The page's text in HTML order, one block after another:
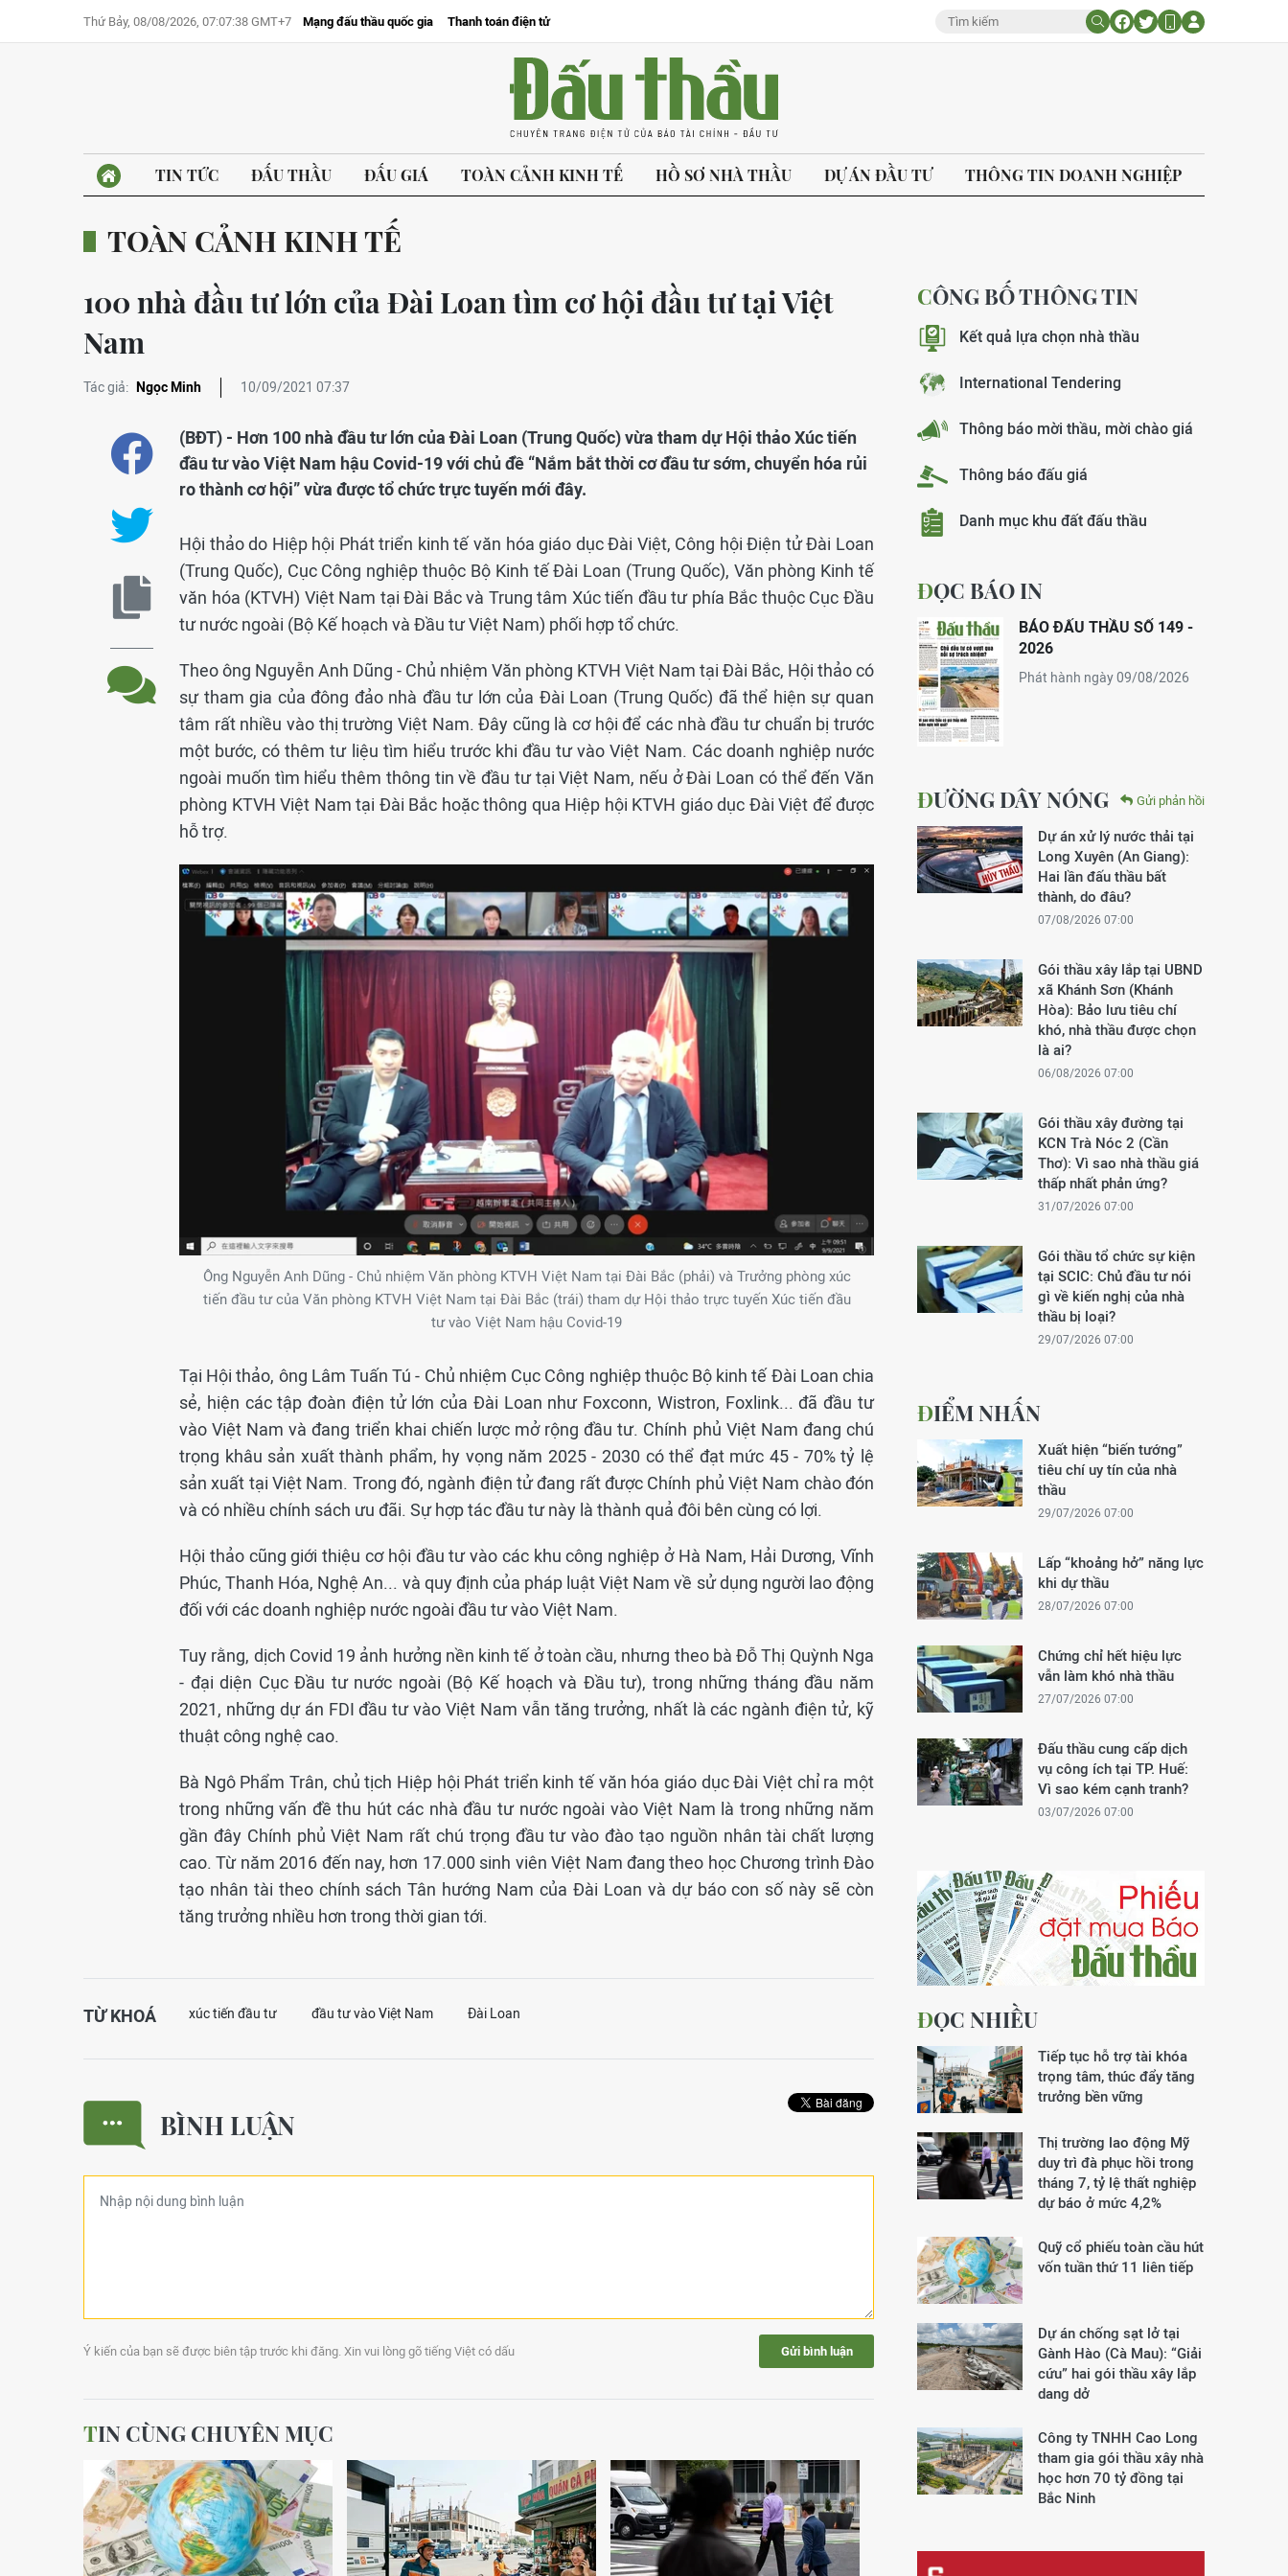
Thứ Bảy, 08/08/2026, 07:07:38 GMT+7 Mạng đấu thầu quốc gia Thanh toán điện tử
TIN TỨC ĐẤU THẦU ĐẤU GIÁ TOÀN CẢNH KINH TẾ HỒ SƠ NHÀ THẦU DỰ ÁN ĐẦU TƯ THÔNG TIN DOANH NGHIỆP
TOÀN CẢNH KINH TẾ
100 nhà đầu tư lớn của Đài Loan tìm cơ hội đầu tư tại Việt
Nam
Tác giả: Ngọc Minh 10/09/2021 07:37
(BĐT) - Hơn 100 nhà đầu tư lớn của Đài Loan (Trung Quốc) vừa tham dự Hội thảo Xúc tiến
đầu tư vào Việt Nam hậu Covid-19 với chủ đề “Nắm bắt thời cơ đầu tư sớm, chuyển hóa rủi
ro thành cơ hội” vừa được tổ chức trực tuyến mới đây.
Hội thảo do Hiệp hội Phát triển kinh tế văn hóa giáo dục Đài Việt, Công hội Điện tử Đài Loan
(Trung Quốc), Cục Công nghiệp thuộc Bộ Kinh tế Đài Loan (Trung Quốc), Văn phòng Kinh tế
văn hóa (KTVH) Việt Nam tại Đài Bắc và Trung tâm Xúc tiến đầu tư phía Bắc thuộc Cục Đầu
tư nước ngoài (Bộ Kế hoạch và Đầu tư Việt Nam) phối hợp tổ chức.
Theo ông Nguyễn Anh Dũng - Chủ nhiệm Văn phòng KTVH Việt Nam tại Đài Bắc, Hội thảo có
sự tham gia của đông đảo nhà đầu tư lớn của Đài Loan (Trung Quốc) đã thể hiện sự quan
tâm rất nhiều vào thị trường Việt Nam. Đây cũng là cơ hội để các nhà đầu tư chuẩn bị trước
một bước, có thêm tư liệu tìm hiểu trước khi đầu tư vào Việt Nam. Các doanh nghiệp nước
ngoài muốn tìm hiểu thêm thông tin về đầu tư tại Việt Nam, nếu ở Đài Loan có thể đến Văn
phòng KTVH Việt Nam tại Đài Bắc hoặc thông qua Hiệp hội KTVH giáo dục Đài Việt để được
hỗ trợ.
Ông Nguyễn Anh Dũng - Chủ nhiệm Văn phòng KTVH Việt Nam tại Đài Bắc (phải) và Trưởng phòng xúc
tiến đầu tư của Văn phòng KTVH Việt Nam tại Đài Bắc (trái) tham dự Hội thảo trực tuyến Xúc tiến đầu
tư vào Việt Nam hậu Covid-19
Tại Hội thảo, ông Lâm Tuấn Tú - Chủ nhiệm Cục Công nghiệp thuộc Bộ kinh tế Đài Loan chia
sẻ, hiện các tập đoàn điện tử lớn của Đài Loan như Foxconn, Wistron, Foxlink... đã đầu tư
vào Việt Nam và đang triển khai chiến lược mở rộng đầu tư. Chính phủ Việt Nam đang chú
trọng khâu sản xuất thành phẩm, hy vọng năm 2025 - 2030 có thể đạt mức 45 - 70% tỷ lệ
sản xuất tại Việt Nam. Trong đó, ngành điện tử đang rất được Chính phủ Việt Nam chào đón
và có nhiều chính sách ưu đãi. Sự hợp tác đầu tư này là thành quả đôi bên cùng có lợi.
Hội thảo cũng giới thiệu cơ hội đầu tư vào các khu công nghiệp ở Hà Nam, Hải Dương, Vĩnh
Phúc, Thanh Hóa, Nghệ An... và quy định của pháp luật Việt Nam về sử dụng người lao động
đối với các doanh nghiệp nước ngoài đầu tư vào Việt Nam.
Tuy rằng, dịch Covid 19 ảnh hưởng nền kinh tế ở toàn cầu, nhưng theo bà Đỗ Thị Quỳnh Nga
- đại diện Cục Đầu tư nước ngoài (Bộ Kế hoạch và Đầu tư), trong những tháng đầu năm
2021, những dự án FDI đầu tư vào Việt Nam vẫn tăng trưởng, nhất là các ngành điện tử, kỹ
thuật công nghệ cao.
Bà Ngô Phẩm Trân, chủ tịch Hiệp hội Phát triển kinh tế văn hóa giáo dục Đài Việt chỉ ra một
trong những vấn đề thu hút các nhà đầu tư nước ngoài vào Việt Nam là trong những năm
gần đây Chính phủ Việt Nam rất chú trọng đầu tư vào đào tạo nguồn nhân tài chất lượng
cao. Từ năm 2016 đến nay, hơn 17.000 sinh viên Việt Nam đang theo học Chương trình Đào
tạo nhân tài theo chính sách Tân hướng Nam của Đài Loan và dự báo con số này sẽ còn
tăng trưởng nhiều hơn trong thời gian tới.
TỪ KHOÁ xúc tiến đầu tư đầu tư vào Việt Nam Đài Loan
BÌNH LUẬN
Ý kiến của bạn sẽ được biên tập trước khi đăng. Xin vui lòng gõ tiếng Việt có dấu Gửi bình luận
TIN CÙNG CHUYÊN MỤC
CÔNG BỐ THÔNG TIN
Kết quả lựa chọn nhà thầu
International Tendering
Thông báo mời thầu, mời chào giá
Thông báo đấu giá
Danh mục khu đất đấu thầu
ĐỌC BÁO IN
BÁO ĐẤU THẦU SỐ 149 -
2026
Phát hành ngày 09/08/2026
ĐƯỜNG DÂY NÓNG Gửi phản hồi
Dự án xử lý nước thải tại
Long Xuyên (An Giang):
Hai lần đấu thầu bất
thành, do đâu?
07/08/2026 07:00
Gói thầu xây lắp tại UBND
xã Khánh Sơn (Khánh
Hòa): Bảo lưu tiêu chí
khó, nhà thầu được chọn
là ai?
06/08/2026 07:00
Gói thầu xây đường tại
KCN Trà Nóc 2 (Cần
Thơ): Vì sao nhà thầu giá
thấp nhất phản ứng?
31/07/2026 07:00
Gói thầu tổ chức sự kiện
tại SCIC: Chủ đầu tư nói
gì về kiến nghị của nhà
thầu bị loại?
29/07/2026 07:00
ĐIỂM NHẤN
Xuất hiện “biến tướng”
tiêu chí uy tín của nhà
thầu
29/07/2026 07:00
Lấp “khoảng hở” năng lực
khi dự thầu
28/07/2026 07:00
Chứng chỉ hết hiệu lực
vẫn làm khó nhà thầu
27/07/2026 07:00
Đấu thầu cung cấp dịch
vụ công ích tại TP. Huế:
Vì sao kém cạnh tranh?
03/07/2026 07:00
ĐỌC NHIỀU
Tiếp tục hỗ trợ tài khóa
trọng tâm, thúc đẩy tăng
trưởng bền vững
Thị trường lao động Mỹ
duy trì đà phục hồi trong
tháng 7, tỷ lệ thất nghiệp
dự báo ở mức 4,2%
Quỹ cổ phiếu toàn cầu hút
vốn tuần thứ 11 liên tiếp
Dự án chống sạt lở tại
Gành Hào (Cà Mau): “Giải
cứu” hai gói thầu xây lắp
dang dở
Công ty TNHH Cao Long
tham gia gói thầu xây nhà
học hơn 70 tỷ đồng tại
Bắc Ninh